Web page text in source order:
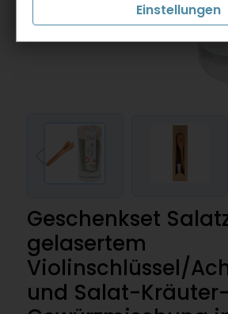
Geschenkset
gelasertem
Violinschlüssel/
und Salat-Kräuter-
Einstellungen